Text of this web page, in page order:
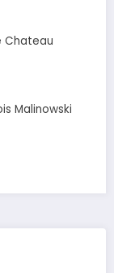
Chateau
Malinowski